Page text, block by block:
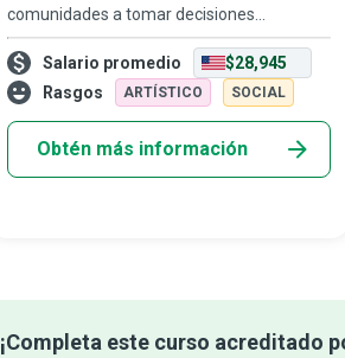
comunidades a tomar decisiones
saludables y, de ese modo, las preparan
para enfrentar pandemias imprevistas.
Promueven hábitos saludables y brindan a
Salario promedio
$28,945
Rasgos
ARTÍSTICO SOCIAL
Obtén más información
¡Completa este curso acreditado